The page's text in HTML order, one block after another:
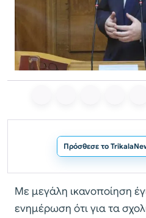
Πρόσθεσε το
Με μεγάλη ικανοποίηση
ενημέρωση ότι για τα